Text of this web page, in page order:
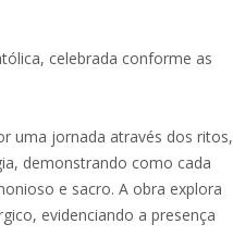
celebrada conforme as
uma jornada através dos ritos,
demonstrando como cada
e sacro. A obra explora
evidenciando a presença